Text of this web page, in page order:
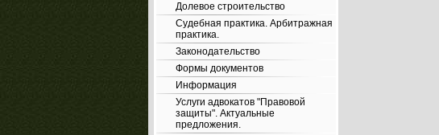
Долевое строительство
Судебная практика. Арбитражная
практика.
Законодательство
Формы документов
Информация
Услуги адвокатов "Правовой
защиты". Актуальные
предложения.